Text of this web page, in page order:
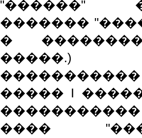
"������"
�������
�
�����.)
����� I
����